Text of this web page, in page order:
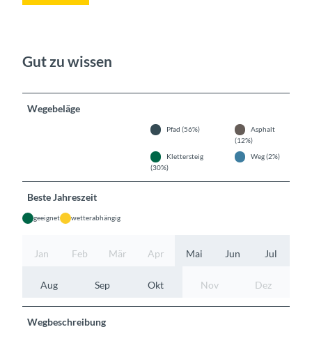
Gut zu wissen
Wegebeläge
Pfad (56%)
Asphalt
(12%)
Klettersteig
(30%)
Weg (2%)
Beste Jahreszeit
geeignet wetterabhängig
Jan Feb Mär Apr Mai Jun Jul
Aug Sep Okt Nov Dez
Wegbeschreibung